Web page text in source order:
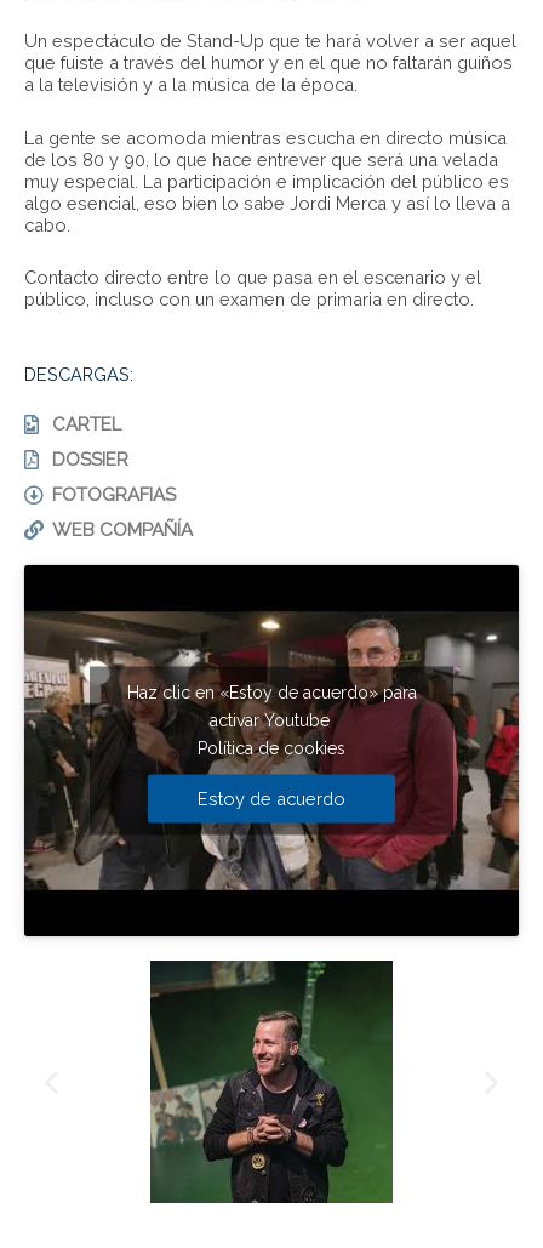
Un espectáculo de Stand-Up que te hará volver a ser aquel
que fuiste a través del humor y en el que no faltarán guiños
a la televisión y a la música de la época.
La gente se acomoda mientras escucha en directo música
de los 80 y 90, lo que hace entrever que será una velada
muy especial. La participación e implicación del público es
algo esencial, eso bien lo sabe Jordi Merca y así lo lleva a
cabo.
Contacto directo entre lo que pasa en el escenario y el
público, incluso con un examen de primaria en directo.
DESCARGAS:
CARTEL
DOSSIER
FOTOGRAFIAS
WEB COMPAÑÍA
Haz clic en «Estoy de acuerdo» para
activar Youtube
Política de cookies
Estoy de acuerdo